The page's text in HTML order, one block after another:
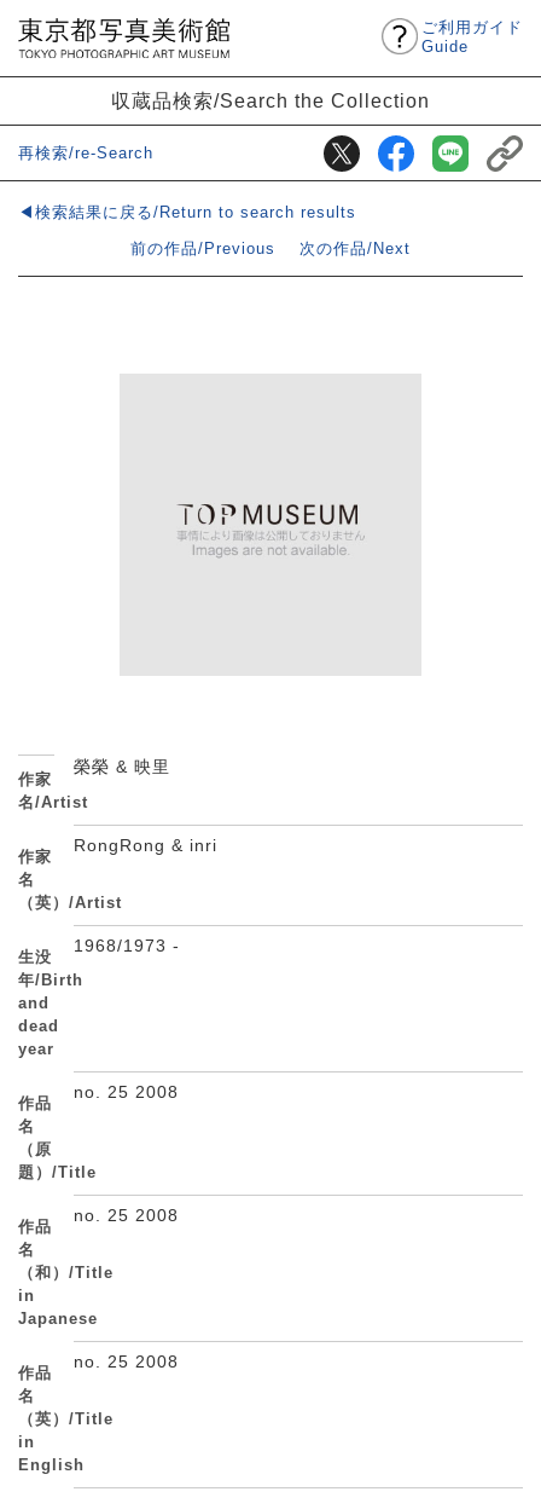
ご利用ガイド
Guide
収蔵品検索/Search the Collection
再検索/re-Search
◀検索結果に戻る/Return to search results
前の作品/Previous
次の作品/Next
作家
名/Artist
榮榮 & 映里
作家
名
（英）/Artist
RongRong & inri
生没
年/Birth
and
dead
year
1968/1973 -
作品
名
（原
題）/Title
no. 25 2008
作品
名
（和）/Title
in
Japanese
no. 25 2008
作品
名
（英）/Title
in
English
no. 25 2008